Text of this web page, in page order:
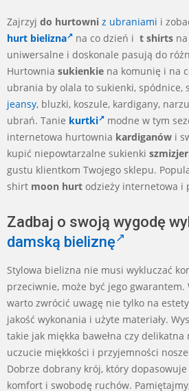
Zajrzyj do hurtowni z ubraniami i
hurt bielizna
na co dzień i t shirts
uniwersalne i doskonale pasują do
Hurtownia sukienkie na komunię i na
ubrania by olala to sukienki, spódnice,
jeansy, bluzki, koszule, kardigany,
ubrań. Tanie kurtki
modne w tym
internetowa hurtownia kardiganów i
kupić niepowtarzalne sukienki
gustu klientkom Twojego sklepu.
shirt moon hurt odzieży internetowa i
Zadbaj o swoją wygodę
damską bieliznę
Stylowa bielizna nie musi wykluczać
przeciwnie, może być jego
warto zwrócić uwagę nie tylko na
jakość wykonania i użyte materiały.
takie jak miękka bawełna czy
uczucie miękkości i przyjemności
Dobrze dobrany krój, który
komfort i swobodę ruchów.